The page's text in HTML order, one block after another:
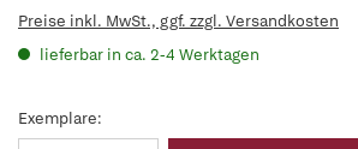
Preise inkl. MwSt., ggf. zzgl. Versandkosten
lieferbar in ca. 2-4 Werktagen
Exemplare: